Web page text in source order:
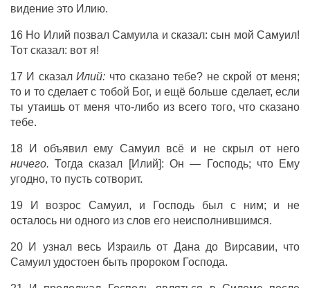
видение это Илию.
16 Но Илий позвал Самуила и сказал: сын мой Самуил!
Тот сказал: вот я!
17 И сказалИлий: что сказано тебе? не скрой от меня;
то и то сделает с тобой Бог, и ещё больше сделает, если
ты утаишь от меня что-либо из всего того, что сказано
тебе.
18 И объявил ему Самуил всё и не скрыл от него
ничего. Тогда сказал [Илий]: Он — Господь; что Ему
угодно, то пусть сотворит.
19 И возрос Самуил, и Господь был с ним; и не
осталось ни одного из слов его неисполнившимся.
20 И узнал весь Израиль от Дана до Вирсавии, что
Самуил удостоен быть пророком Господа.